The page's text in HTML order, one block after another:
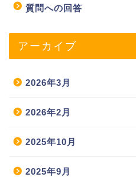
質問への回答
アーカイブ
2026年3月
2026年2月
2025年10月
2025年9月